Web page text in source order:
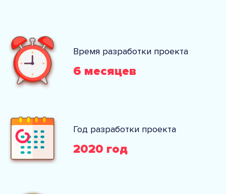
Время разработки проекта
6 месяцев
Год разработки проекта
2020 год